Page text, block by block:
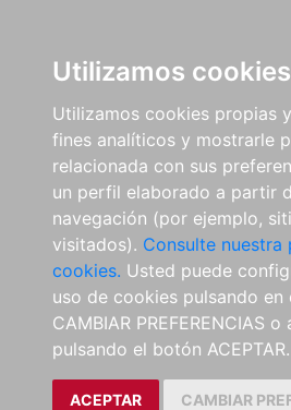
Utilizamos cookies
Utilizamos cookies propias
fines analíticos y mostrarle
relacionada con sus
un perfil elaborado a partir
navegación (por ejemplo,
visitados). Consulte nuestra
cookies. Usted puede
uso de cookies pulsando en
CAMBIAR PREFERENCIAS
pulsando el botón ACEPTAR.
ACEPTAR CAMBIAR